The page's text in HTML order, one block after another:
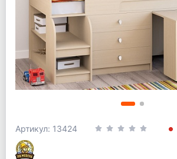
Артикул: 13424